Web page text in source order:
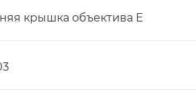
крышка объектива E